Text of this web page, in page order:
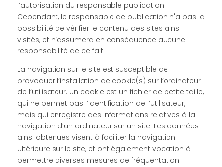
l’autorisation du responsable publication.
Cependant, le responsable de publication n'a pas la
possibilité de vérifier le contenu des sites ainsi
visités, et n’assumera en conséquence aucune
responsabilité de ce fait.
La navigation sur le site est susceptible de
provoquer l’installation de cookie(s) sur l’ordinateur
de l’utilisateur. Un cookie est un fichier de petite taille,
qui ne permet pas l’identification de l’utilisateur,
mais qui enregistre des informations relatives à la
navigation d’un ordinateur sur un site. Les données
ainsi obtenues visent à faciliter la navigation
ultérieure sur le site, et ont également vocation à
permettre diverses mesures de fréquentation.